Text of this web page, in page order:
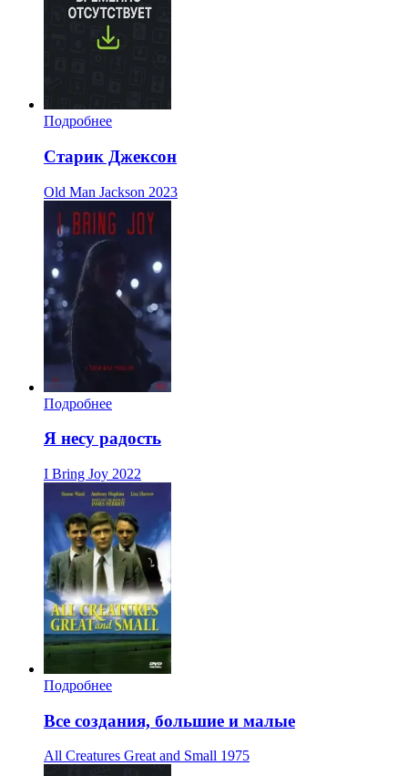
Подробнее
Старик Джексон
Old Man Jackson 2023
Подробнее
Я несу радость
I Bring Joy 2022
Подробнее
Все создания, большие и малые
All Creatures Great and Small 1975